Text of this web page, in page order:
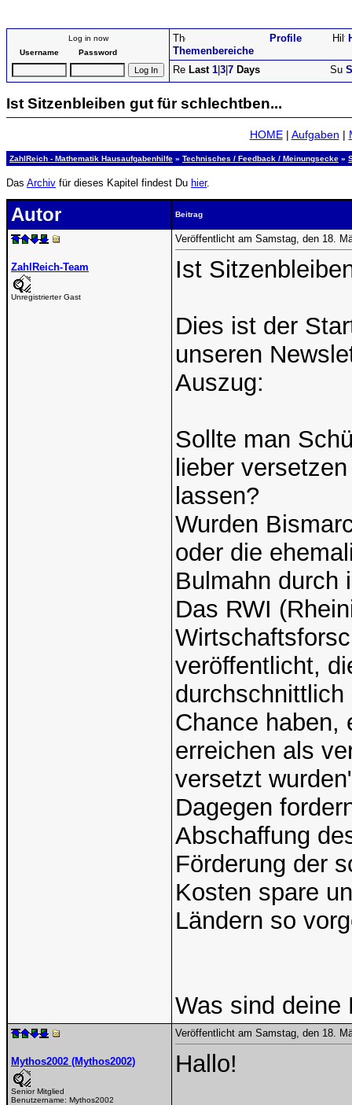
Log in now
Username
Password Themenbereiche
Profile
Last 1 3 7 Days
Ist Sitzenbleiben gut für schlechtben...
HOME| Aufgaben |
ZahlReich - Mathematik Hausaufgabenhilfe » Technisches / Feedback / Meinungsecke »
Das Archiv für dieses Kapitel findest Du hier.
Autor Beitrag
ZahlReich-Team
Unregistrierter Gast
Veröffentlicht am Samstag, den 18.
Ist
Dies ist der
unseren
Auszug:
Sollte man
lieber
lassen?
Wurden
oder die
Bulmahn durch
Das RWI
veröffentlicht,
Chance haben,
erreichen als
versetzt
Dagegen
Abschaffung
Förderung der
Kosten spare
Ländern so
Was sind deine
Mythos2002 (Mythos2002)
Senior Mitglied
Benutzername: Mythos2002
Veröffentlicht am Samstag, den 18.
Hallo!